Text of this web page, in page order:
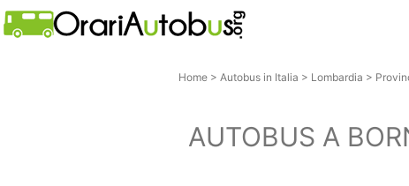
Home> Autobus in Italia > Lombardia >
AUTOBUS A